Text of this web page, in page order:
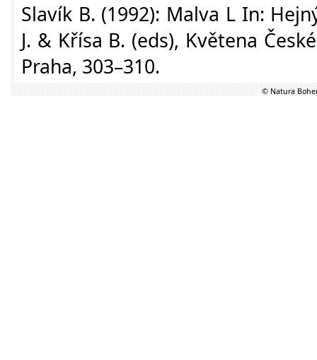
Slavík B. (1992): Malva L In:
J. & Křísa B. (eds), Květena
Praha, 303–310.
© Natura